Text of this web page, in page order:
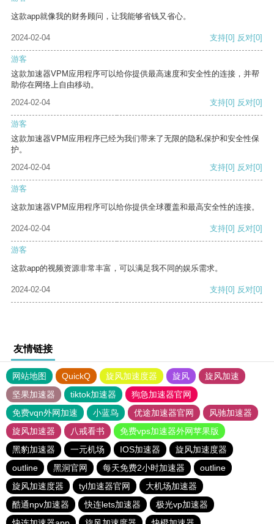
这款app就像我的财务顾问，让我能够省钱又省心。
2024-02-04 支持[0] 反对[0]
游客
这款加速器VPM应用程序可以给你提供最高速度和安全性的连接，并帮
助你在网络上自由移动。
2024-02-04
支持[0] 反对[0]
游客
这款加速器VPM应用程序已经为我们带来了无限的隐私保护和安全性保
护。
2024-02-04
支持[0] 反对[0]
游客
这款加速器VPM应用程序可以给你提供全球覆盖和最高安全性的连接。
2024-02-04 支持[0] 反对[0]
游客
这款app的视频资源非常丰富，可以满足我不同的娱乐需求。
2024-02-04 支持[0] 反对[0]
友情链接
网站地图 QuickQ 旋风加速度器 旋风
旋风加速
坚果加速器
tiktok加速器
狗急加速器官网
免费vqn外网加速
小蓝鸟 优途加速器官网
风驰加速器
旋风加速器
八戒看书
免费vps加速器外网苹果版
黑豹加速器
一元机场 IOS加速器
旋风加速度器
outline
黑洞官网 每天免费2小时加速器
outline
旋风加速度器
tyl加速器官网
大机场加速器
酷通npv加速器
快连lets加速器
极光vp加速器